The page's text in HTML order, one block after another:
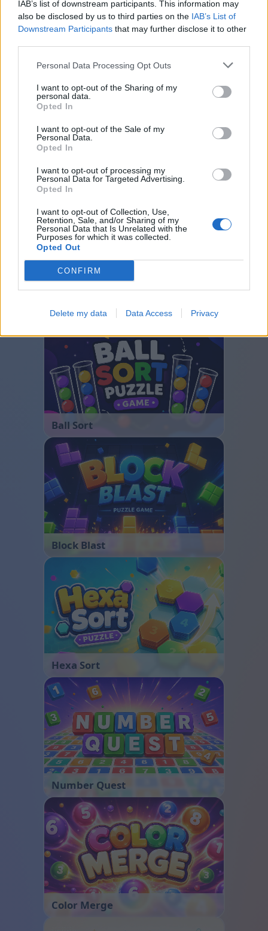
IAB’s list of downstream participants. This information may
also be disclosed by us to third parties on the IAB’s List of
Downstream Participants that may further disclose it to other
Personal Data Processing Opt Outs
I want to opt-out of the Sharing of my
personal data.
Opted In
I want to opt-out of the Sale of my
Personal Data.
Opted In
I want to opt-out of processing my
Personal Data for Targeted Advertising.
Opted In
I want to opt-out of Collection, Use,
Retention, Sale, and/or Sharing of my
Personal Data that Is Unrelated with the
Purposes for which it was collected.
Opted Out
CONFIRM
Delete my data Data Access Privacy
Egyéb játékok
Puzzles Pasziánsz
Mahjong
Sudoku
Colors Battle
Minesweeper
Reversi
Bubble Shooter
Ball Sort
Block Blast
Hexa Sort
Number Quest
Color Merge